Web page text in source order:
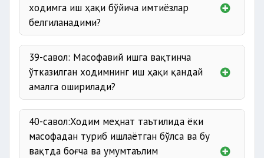
ходимга иш ҳақи бўйича имтиёзлар
белгиланадими?
39-савол: Масофавий ишга вақтинча
ўтказилган ходимнинг иш ҳақи қандай
амалга оширилади?
40-савол:Ходим меҳнат таътилида ёки
масофадан туриб ишлаётган бўлса ва бу
вақтда боғча ва умумтаълим